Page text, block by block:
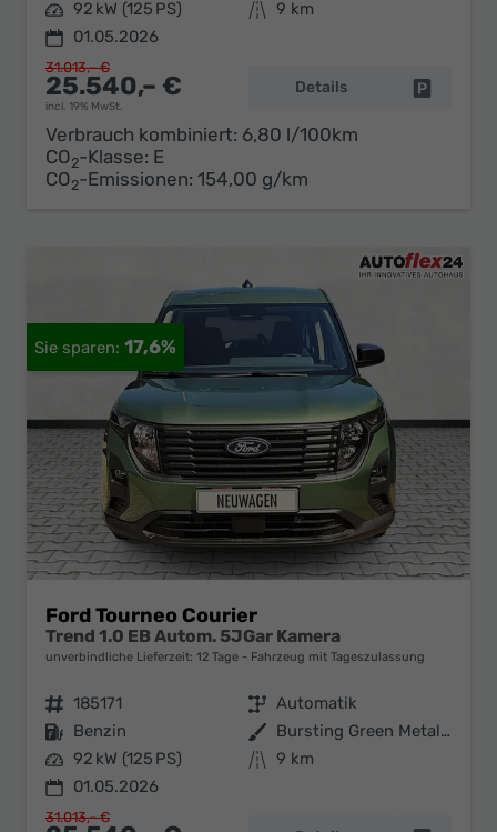
Leistung 92 kW (125 PS) Kilometerstand 9 km
01.05.2026
25.540,– €
incl. 19% MwSt.
31.013,– €
Details
Verbrauch kombiniert: 6,80 l/100km
CO2-Klasse: E
CO2-Emissionen: 154,00 g/km
17,6%
Ford Tourneo Courier
Trend 1.0 EB Autom. 5JGar Kamera
unverbindliche Lieferzeit: 12 Tage Fahrzeug mit Tageszulassung
Fahrzeugnr. 185171 Getriebe Automatik
Kraftstoff Benzin Außenfarbe
Bursting Green Metallic
Leistung 92 kW (125 PS) Kilometerstand 9 km
01.05.2026
31.013,– €